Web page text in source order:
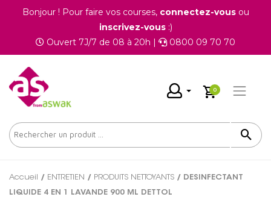
Bonjour ! Pour faire vos courses, connectez-vousou
inscrivez-vous:)
Ouvert 7J/7 de 08 à 20h |
0800 09 70 70
0
Accueil / ENTRETIEN / PRODUITS NETTOYANTS / DESINFECTANT
LIQUIDE 4 EN 1 LAVANDE 900 ML DETTOL